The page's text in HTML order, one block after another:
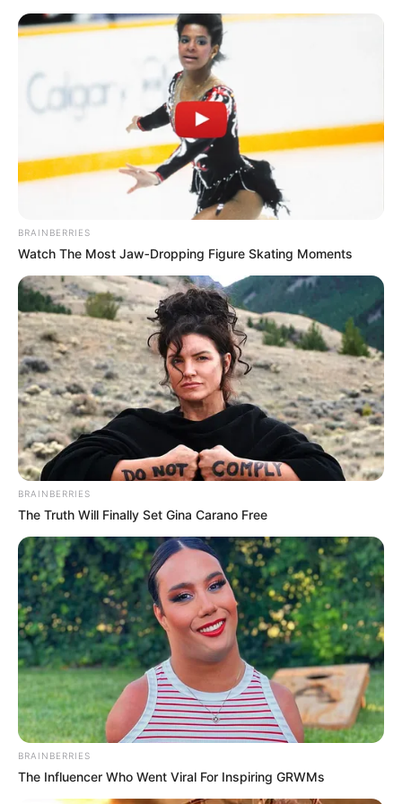
#DRAGAN PERKOVIĆ
MODNE VIJESTI
U PREKRASNOJ RIJECI ODRŽAN JOŠ
JEDAN “GUVER EXTRAVAGANT GALA BY
ETERNITY”